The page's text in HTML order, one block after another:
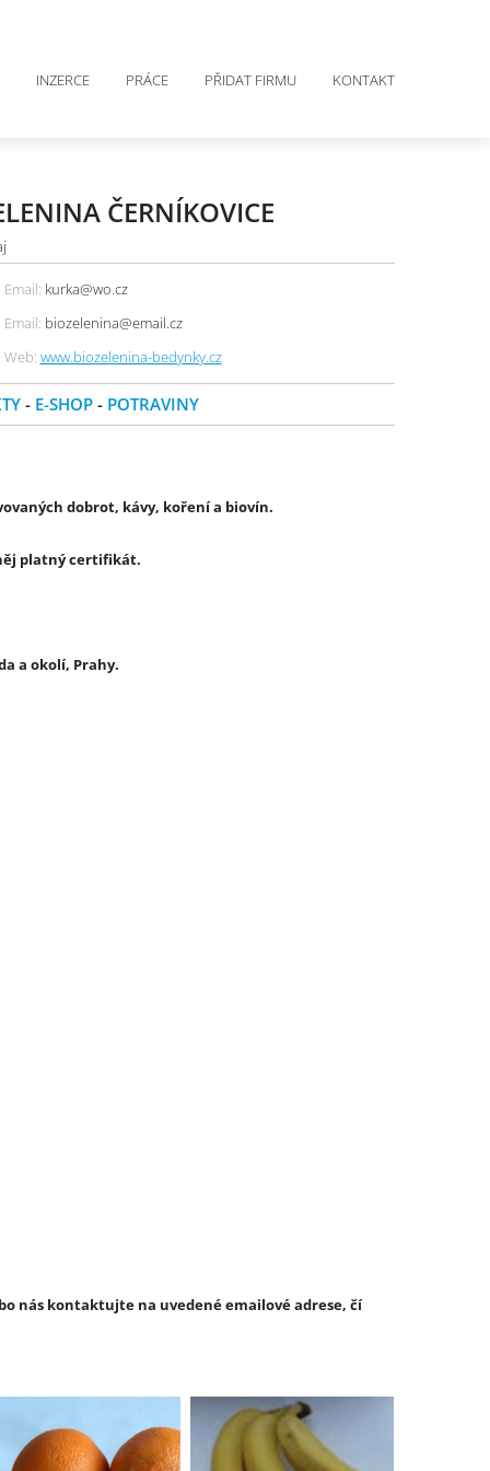
INZERCE PRÁCE PŘIDAT FIRMU KONTAKT
ČERNÍKOVICE
Email: kurka@wo.cz
Email: biozelenina@email.cz
Web: www.biozelenina-bedynky.cz
- E-SHOP - POTRAVINY
dobrot, kávy, koření a biovín.
platný certifikát.
a okolí, Prahy.
nás kontaktujte na uvedené emailové adrese, čí